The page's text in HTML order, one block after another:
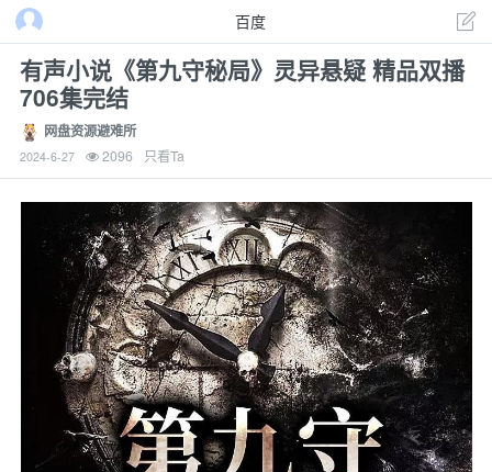
百度
有声小说《第九守秘局》灵异悬疑 精品双播
706集完结
网盘资源避难所
2024-6-27 2096 只看Ta